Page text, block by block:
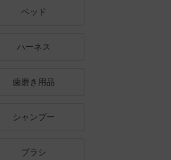
ベッド
ハーネス
歯磨き用品
シャンプー
ブラシ